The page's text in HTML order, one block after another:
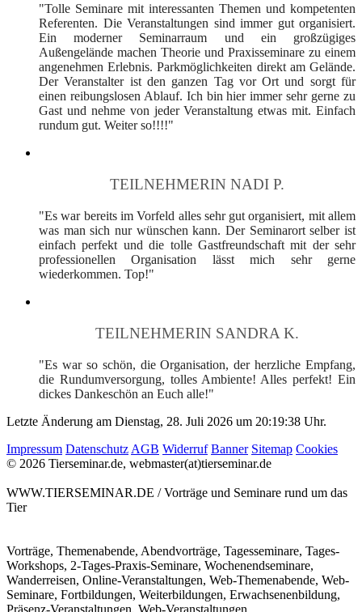
"Tolle Seminare mit interessanten Themen und kompetenten
Referenten. Die Veranstaltungen sind immer gut organisiert.
Ein moderner Seminarraum und ein großzügiges
Außengelände machen Theorie und Praxisseminare zu einem
angenehmen Erlebnis. Parkmöglichkeiten direkt am Gelände.
Der Veranstalter ist den ganzen Tag vor Ort und sorgt für
einen reibungslosen Ablauf. Ich bin hier immer sehr gerne zu
Gast und nehme von jeder Veranstaltung etwas mit. Einfach
rundum gut. Weiter so!!!!"
TEILNEHMERIN NADI P.
"Es war bereits im Vorfeld alles sehr gut organisiert, mit allem
was man sich nur wünschen kann. Der Seminarort selber ist
einfach perfekt und die tolle Gastfreundschaft mit der sehr
professionellen Organisation lässt mich sehr gerne
wiederkommen. Top!"
TEILNEHMERIN SANDRA K.
"Es war so schön, die Organisation, der herzliche Empfang,
die Rundumversorgung, tolles Ambiente! Alles perfekt! Ein
dickes Dankeschön an Euch alle!"
Letzte Änderung am Dienstag, 28. Juli 2026 um 20:19:38 Uhr.
Impressum DatenschutzAGB Widerruf Banner Sitemap Cookies
© 2026 Tierseminar.de, webmaster(at)tierseminar.de
WWW.TIERSEMINAR.DE / Vorträge und Seminare rund um das
Tier
Vorträge, Themenabende, Abendvorträge, Tagesseminare, Tages-
Workshops, 2-Tages-Praxis-Seminare, Wochenendseminare,
Wanderreisen, Online-Veranstaltungen, Web-Themenabende, Web-
Seminare, Fortbildungen, Weiterbildungen, Erwachsenenbildung,